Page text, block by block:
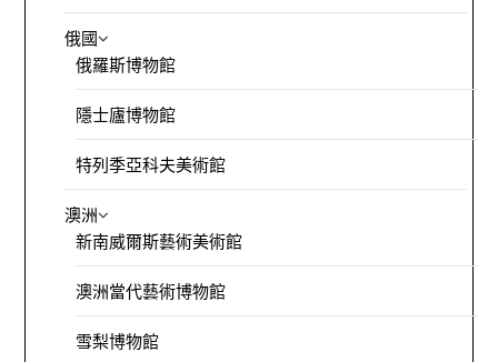
俄國
俄羅斯博物館
隱士廬博物館
特列季亞科夫美術館
澳洲
新南威爾斯藝術美術館
澳洲當代藝術博物館
雪梨博物館